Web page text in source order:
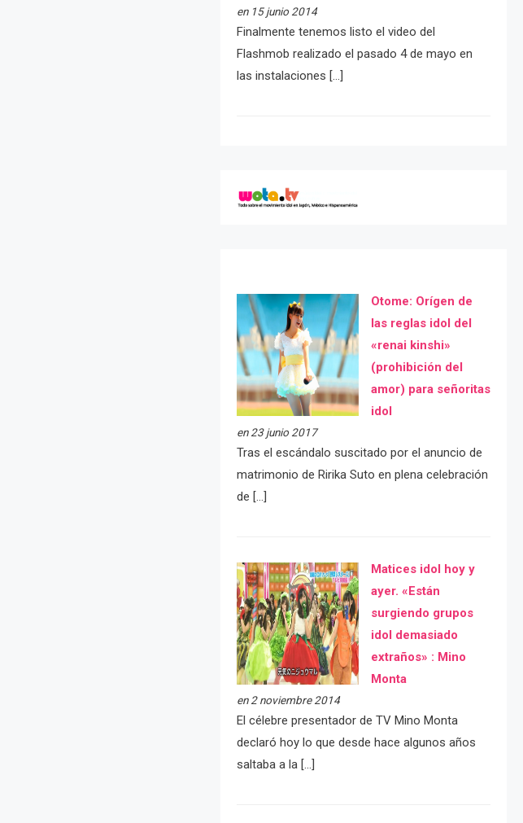
en 15 junio 2014
Finalmente tenemos listo el video del
Flashmob realizado el pasado 4 de mayo en
las instalaciones […]
Otome: Orígen de
las reglas idol del
«renai kinshi»
(prohibición del
amor) para señoritas
idol
en 23 junio 2017
Tras el escándalo suscitado por el anuncio de
matrimonio de Ririka Suto en plena celebración
de […]
Matices idol hoy y
ayer. «Están
surgiendo grupos
idol demasiado
extraños» : Mino
Monta
en 2 noviembre 2014
El célebre presentador de TV Mino Monta
declaró hoy lo que desde hace algunos años
saltaba a la […]